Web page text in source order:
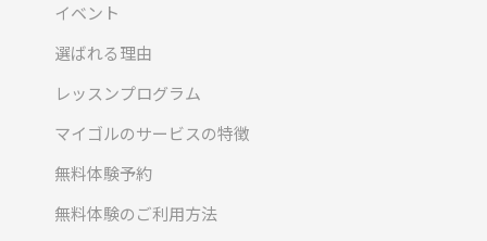
イベント
選ばれる理由
レッスンプログラム
マイゴルのサービスの特徴
無料体験予約
無料体験のご利用方法